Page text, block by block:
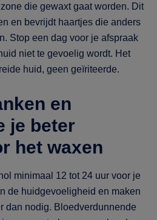
die gewaxt gaat worden. Dit
en bevrijdt haartjes die anders
Stop een dag voor je afspraak
niet te gevoelig wordt. Het
huid, geen geïriteerde.
en
je beter
het waxen
minimaal 12 tot 24 uur voor je
de huidgevoeligheid en maken
dan nodig. Bloedverdunnende